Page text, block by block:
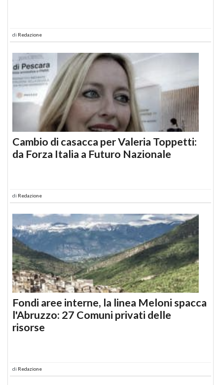
di Redazione
Cambio di casacca per Valeria Toppetti:
da Forza Italia a Futuro Nazionale
di Redazione
Fondi aree interne, la linea Meloni spacca
l'Abruzzo: 27 Comuni privati delle
risorse
di Redazione